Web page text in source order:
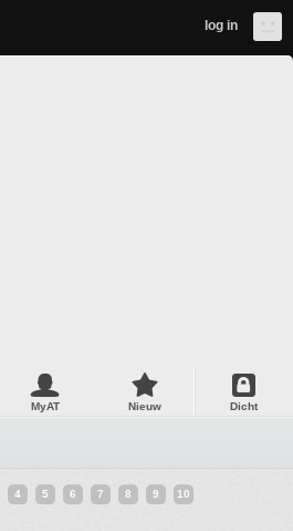
log in
MyAT Nieuw Dicht
4 5 6 7 8 9 10